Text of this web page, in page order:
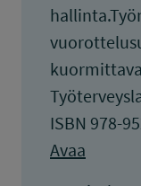
ISBN 978-
Avaa